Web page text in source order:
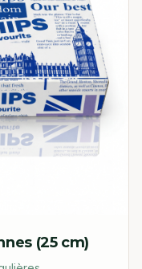
(25 cm)